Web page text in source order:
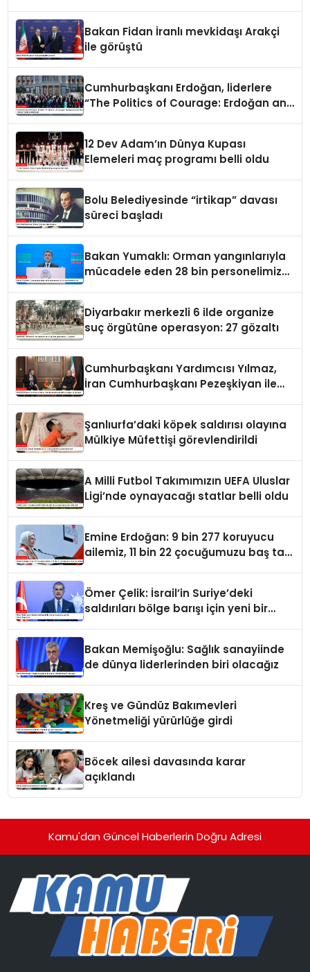
Bakan Fidan İranlı mevkidaşı Arakçi
ile görüştü
Cumhurbaşkanı Erdoğan, liderlere
“The Politics of Courage: Erdoğan and
12 Dev Adam’ın Dünya Kupası
Elemeleri maç programı belli oldu
Bolu Belediyesinde “irtikap” davası
süreci başladı
Bakan Yumaklı: Orman yangınlarıyla
mücadele eden 28 bin personelimiz
Diyarbakır merkezli 6 ilde organize
suç örgütüne operasyon: 27 gözaltı
Cumhurbaşkanı Yardımcısı Yılmaz,
İran Cumhurbaşkanı Pezeşkiyan ile
Şanlıurfa’daki köpek saldırısı olayına
Mülkiye Müfettişi görevlendirildi
A Milli Futbol Takımımızın UEFA Uluslar
Ligi’nde oynayacağı statlar belli oldu
Emine Erdoğan: 9 bin 277 koruyucu
ailemiz, 11 bin 22 çocuğumuzu baş tacı
Ömer Çelik: İsrail’in Suriye’deki
saldırıları bölge barışı için yeni bir
Bakan Memişoğlu: Sağlık sanayiinde
de dünya liderlerinden biri olacağız
Kreş ve Gündüz Bakımevleri
Yönetmeliği yürürlüğe girdi
Böcek ailesi davasında karar
açıklandı
Kamu'dan Güncel Haberlerin Doğru Adresi